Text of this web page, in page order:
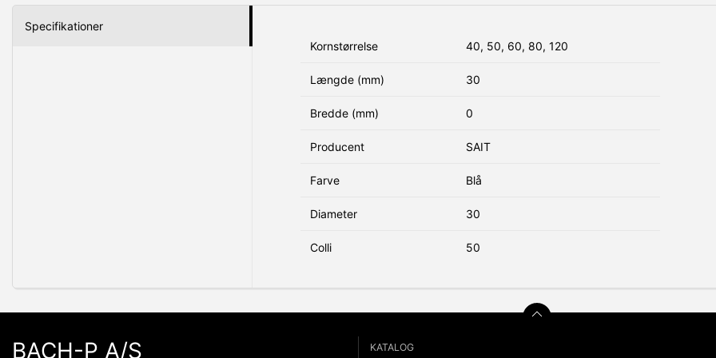
Specifikationer
Kornstørrelse
40, 50, 60, 80, 120
Længde (mm) 30
Bredde (mm) 0
Producent SAIT
Farve Blå
Diameter 30
Colli 50
BACH-P A/S KATALOG